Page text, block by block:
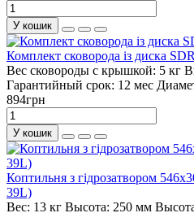
У кошик
Комплект сковорода із диска
Вес сковороды с крышкой: 5 кг
Гарантийный срок: 12 мес
894грн
У кошик
Коптильня з гідрозатвором
39L)
Вес: 13 кг Высота: 250 мм